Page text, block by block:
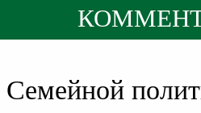
Семейной